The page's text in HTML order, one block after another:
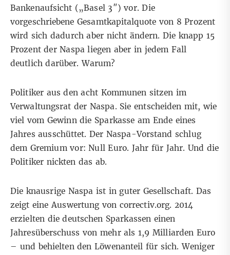
Bankenaufsicht („Basel 3″) vor. Die
vorgeschriebene Gesamtkapitalquote von 8 Prozent
wird sich dadurch aber nicht ändern. Die knapp 15
Prozent der Naspa liegen aber in jedem Fall
deutlich darüber. Warum?
Politiker aus den acht Kommunen sitzen im
Verwaltungsrat der Naspa. Sie entscheiden mit, wie
viel vom Gewinn die Sparkasse am Ende eines
Jahres ausschüttet. Der Naspa-Vorstand schlug
dem Gremium vor: Null Euro. Jahr für Jahr. Und die
Politiker nickten das ab.
Die knausrige Naspa ist in guter Gesellschaft. Das
zeigteine Auswertung von correctiv.org. 2014
erzielten die deutschen Sparkassen einen
Jahresüberschuss von mehr als 1,9 Milliarden Euro
– und behielten den Löwenanteil für sich. Weniger